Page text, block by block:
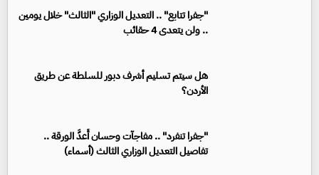
"جفرا تتابع" .. التعديل الوزاري "الثالث" خلال يومين
.. ولن يتعدى 4 حقائب
هل سيتم تسليم أشرف دبور للسلطة عن طريق
الأردن؟
"جفرا تنفرد" .. مفاجآت وحسان أَعدَّ الورقة ..
تفاصيل التعديل الوزاري الثالث (أسماء)